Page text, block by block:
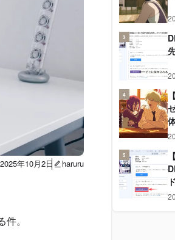
2025年10月2日 haruru
。
3
4
5